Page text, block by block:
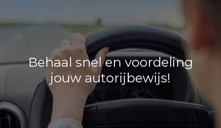
Behaal snel en voordeling
jouw autorijbewijs!